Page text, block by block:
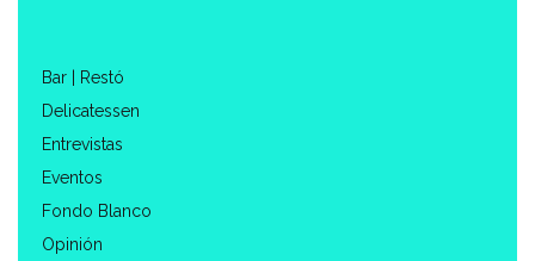
Bar | Restó
Delicatessen
Entrevistas
Eventos
Fondo Blanco
Opinión